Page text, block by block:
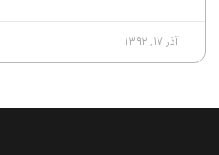
آذر ۱۷, ۱۳۹۲